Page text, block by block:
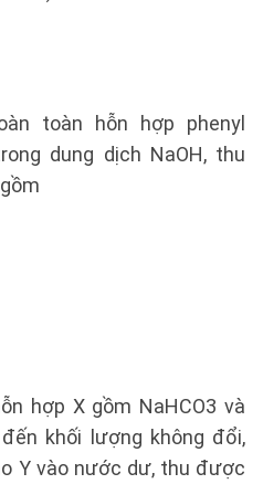
toàn hỗn hợp phenyl
dung dịch NaOH, thu
hợp X gồm NaHCO3 và
khối lượng không đổi,
Y vào nước dư, thu được